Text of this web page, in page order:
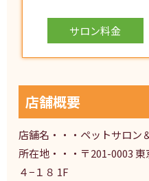
サロン料金
店舗概要
店舗名・・・ペットサロン
所在地・・・〒201-0003
４−１８ 1F